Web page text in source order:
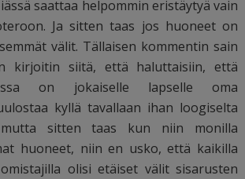
saattaa helpommin eristäytyä vain
Ja sitten taas jos huoneet on
välit. Tällaisen kommentin sain
kirjoitin siitä, että haluttaisiin, että
on jokaiselle lapselle oma
kyllä tavallaan ihan loogiselta
sitten taas kun niin monilla
huoneet, niin en usko, että kaikilla
olisi etäiset välit sisarusten